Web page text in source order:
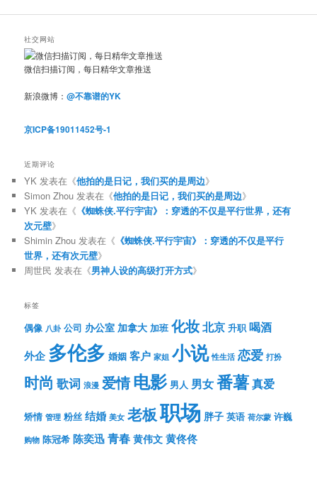
社交网站
微信扫描订阅，每日精华文章推送
新浪微博：@不靠谱的YK
京ICP备19011452号-1
近期评论
YK 发表在《他拍的是日记，我们买的是周边》
Simon Zhou 发表在《他拍的是日记，我们买的是周边》
YK 发表在《 《蜘蛛侠.平行宇宙》：穿透的不仅是平行世界，还有
次元壁》
Shimin Zhou 发表在《 《蜘蛛侠.平行宇宙》：穿透的不仅是平行
世界，还有次元壁》
周世民 发表在《男神人设的高级打开方式》
标签
偶像 八卦 公司 办公室 加拿大 加班 化妆北京 升职 喝酒
外企 多伦多 婚姻 客户 家姐 小说 性生活 恋爱 打扮
时尚 歌词 浪漫 爱情电影 男人 男女番薯真爱
矫情 管理 粉丝 结婚 美女 老板职场 胖子 英语 荷尔蒙 许巍
购物 陈冠希 陈奕迅 青春 黄伟文 黄佟佟